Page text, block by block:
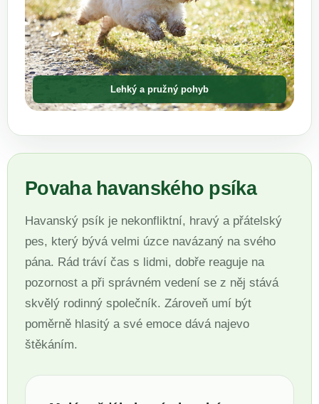
Lehký a pružný pohyb
Povaha havanského psíka
Havanský psík je nekonfliktní, hravý a přátelský
pes, který bývá velmi úzce navázaný na svého
pána. Rád tráví čas s lidmi, dobře reaguje na
pozornost a při správném vedení se z něj stává
skvělý rodinný společník. Zároveň umí být
poměrně hlasitý a své emoce dává najevo
štěkáním.